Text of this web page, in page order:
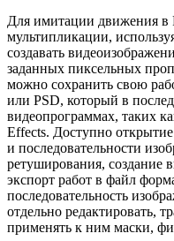
Для имитации движения в
мультипликации,
создавать
заданных пиксельных
можно сохранить свою
или PSD, который в
видеопрограммах, таких
Effects. Доступно
и последовательности
ретуширования, создание
экспорт работ в файл
последовательность
отдельно редактировать,
применять к ним маски,